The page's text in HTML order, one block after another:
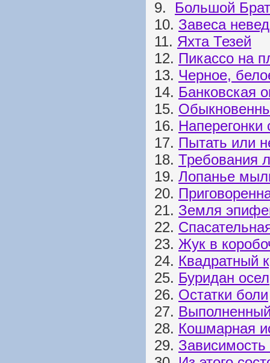
9. Большой Брат
10. Завеса
11. Яхта Тезей
12. Пикассо на
13. Черное,
14. Банковская
15.
16. Наперегонки
17. Пытать или
18. Требования
19. Лопанье
20.
21. Земля
22.
23. Жук в
24. Квадратный
25. Буридан осел
26. Остатки боли
27.
28. Кошмарная
29. Зависимость